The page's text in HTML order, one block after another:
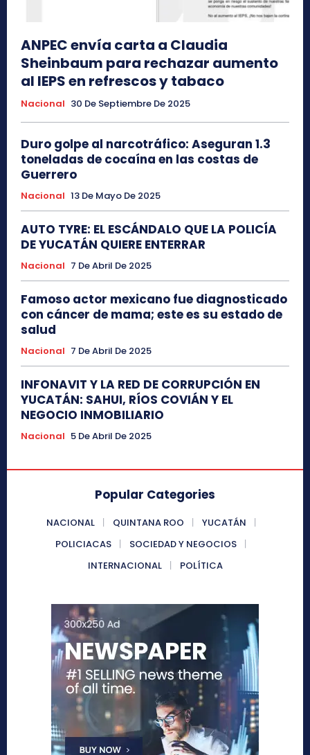
ANPEC envía carta a Claudia
Sheinbaum para rechazar aumento
al IEPS en refrescos y tabaco
Nacional 30 De Septiembre De 2025
Duro golpe al narcotráfico: Aseguran 1.3
toneladas de cocaína en las costas de
Guerrero
Nacional 13 De Mayo De 2025
AUTO TYRE: EL ESCÁNDALO QUE LA POLICÍA
DE YUCATÁN QUIERE ENTERRAR
Nacional 7 De Abril De 2025
Famoso actor mexicano fue diagnosticado
con cáncer de mama; este es su estado de
salud
Nacional 7 De Abril De 2025
INFONAVIT Y LA RED DE CORRUPCIÓN EN
YUCATÁN: SAHUI, RÍOS COVIÁN Y EL
NEGOCIO INMOBILIARIO
Nacional 5 De Abril De 2025
Popular Categories
NACIONAL QUINTANA ROO
YUCATÁN
POLICIACAS
SOCIEDAD Y NEGOCIOS
INTERNACIONAL
POLÍTICA